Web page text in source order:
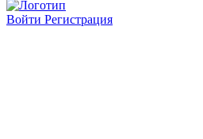
Войти Регистрация